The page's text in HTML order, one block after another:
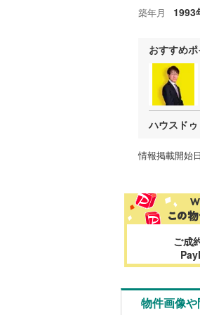
築年月 1993
おすすめ
ハウスド
情報掲載開始
ご成
物件画像